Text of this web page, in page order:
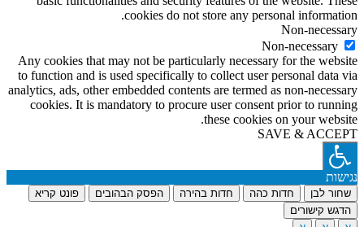
cookies do not store any personal information.
Non-necessary
Non-necessary
Any cookies that may not be particularly necessary for the website
to function and is used specifically to collect user personal data via
analytics, ads, other embedded contents are termed as non-necessary
cookies. It is mandatory to procure user consent prior to running
these cookies on your website.
SAVE & ACCEPT
נגישות
שחור לבן חדות כהה חדות בהירה הפסק הבהובים
פונט קריא
הדגש קישורים